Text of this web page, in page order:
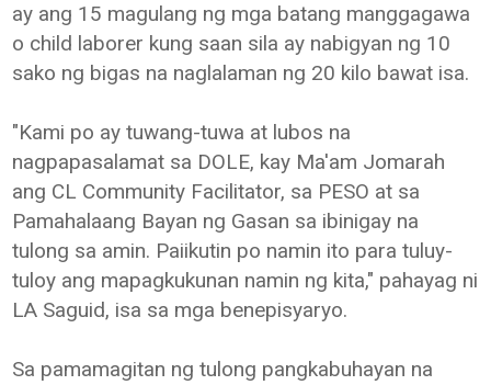
ay ang 15 magulang ng mga batang manggagawa
o child laborer kung saan sila ay nabigyan ng 10
sako ng bigas na naglalaman ng 20 kilo bawat isa.
"Kami po ay tuwang-tuwa at lubos na
nagpapasalamat sa DOLE, kay Ma'am Jomarah
ang CL Community Facilitator, sa PESO at sa
Pamahalaang Bayan ng Gasan sa ibinigay na
tulong sa amin. Paiikutin po namin ito para tuluy-
tuloy ang mapagkukunan namin ng kita," pahayag ni
LA Saguid, isa sa mga benepisyaryo.
Sa pamamagitan ng tulong pangkabuhayan na